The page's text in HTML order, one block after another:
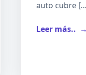
auto cubre
Leer más.. →